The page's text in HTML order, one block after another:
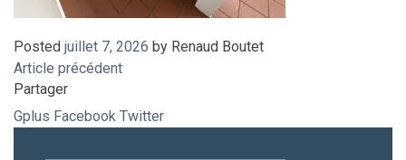
Posted juillet 7, 2026 by Renaud Boutet
Article précédent
Partager
Gplus Facebook Twitter